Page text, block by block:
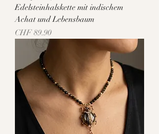
Edelsteinhalskette mit indischem
Achat und Lebensbaum
Preis
CHF 89.90